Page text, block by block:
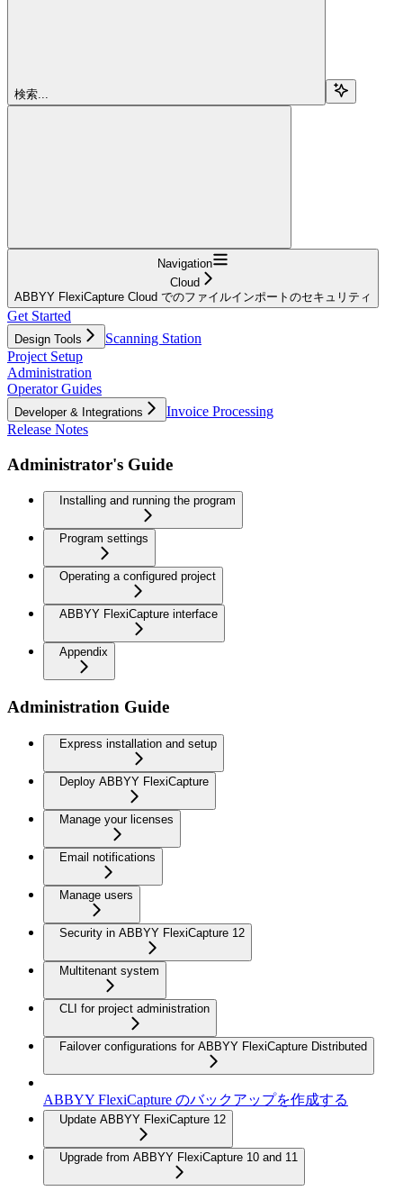
検索...
Navigation
Cloud
ABBYY FlexiCapture Cloud でのファイルインポートのセキュリティ
Get Started
Design Tools
Scanning Station
Project Setup
Administration
Operator Guides
Developer & Integrations
Invoice Processing
Release Notes
Administrator's Guide
Installing and running the program
Program settings
Operating a configured project
ABBYY FlexiCapture interface
Appendix
Administration Guide
Express installation and setup
Deploy ABBYY FlexiCapture
Manage your licenses
Email notifications
Manage users
Security in ABBYY FlexiCapture 12
Multitenant system
CLI for project administration
Failover configurations for ABBYY FlexiCapture Distributed
ABBYY FlexiCapture のバックアップを作成する
Update ABBYY FlexiCapture 12
Upgrade from ABBYY FlexiCapture 10 and 11